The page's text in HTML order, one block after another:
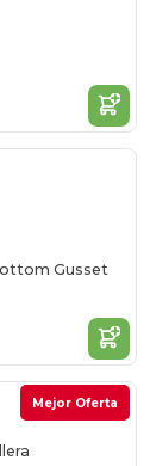
Gusset
Mejor Oferta